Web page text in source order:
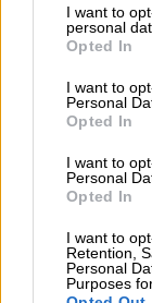
not limited to
grant or deny
use your data
consent section.
I want to
personal
Opted In
I want to
Personal
Opted In
I want to
Personal
Opted In
I want to
Retention,
Personal
Purposes
σκοτώθηκαν
φθινόπωρο.
Στην
δημοσιότητα
ερεύνησε
εισηγήθηκε
στον Όλικαι
την έκθεση,